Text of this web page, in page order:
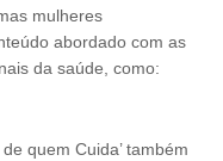
mulheres
abordado com as
da saúde, como:
quem Cuida’ também